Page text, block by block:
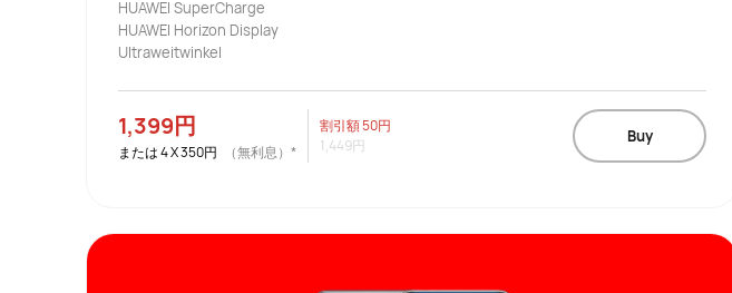
HUAWEI SuperCharge
HUAWEI Horizon Display
Ultraweitwinkel
1,399円
または4X350円 （無利息）*
割引額50円
1,449円
Buy